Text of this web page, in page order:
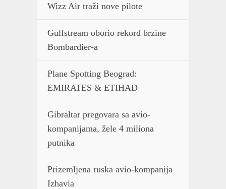
Wizz Air traži nove pilote
Gulfstream oborio rekord brzine
Bombardier-a
Plane Spotting Beograd:
EMIRATES & ETIHAD
Gibraltar pregovara sa avio-
kompanijama, žele 4 miliona
putnika
Prizemljena ruska avio-kompanija
Izhavia